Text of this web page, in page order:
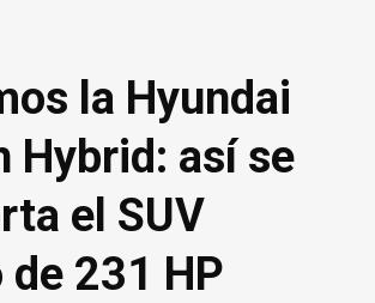
la Hyundai
Hybrid: así se
el SUV
de 231 HP